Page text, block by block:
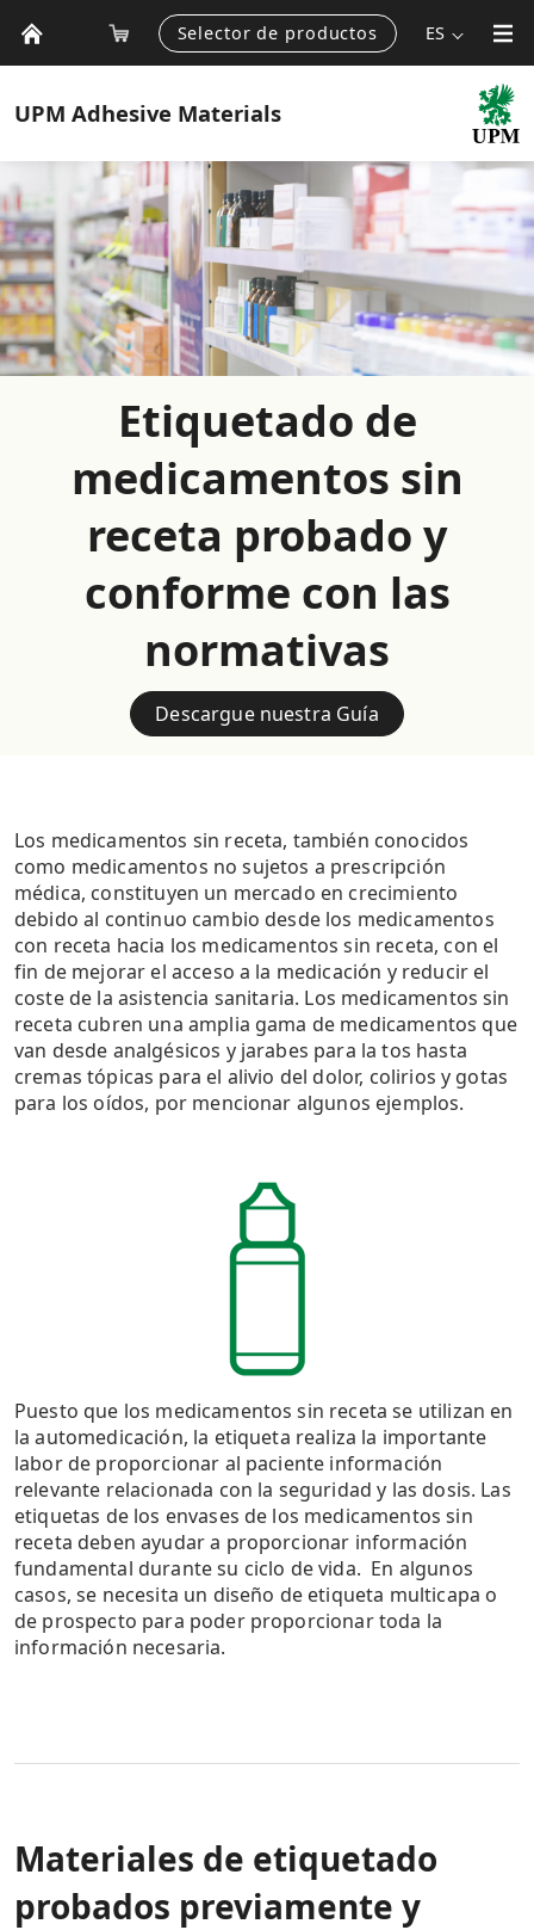
Selector de productos ES
UPM Adhesive Materials
Etiquetado de
medicamentos sin
receta probado y
conforme con las
normativas
Descargue nuestra Guía
Los medicamentos sin receta, también conocidos
como medicamentos no sujetos a prescripción
médica, constituyen un mercado en crecimiento
debido al continuo cambio desde los medicamentos
con receta hacia los medicamentos sin receta, con el
fin de mejorar el acceso a la medicación y reducir el
coste de la asistencia sanitaria. Los medicamentos sin
receta cubren una amplia gama de medicamentos que
van desde analgésicos y jarabes para la tos hasta
cremas tópicas para el alivio del dolor, colirios y gotas
para los oídos, por mencionar algunos ejemplos.
Puesto que los medicamentos sin receta se utilizan en
la automedicación, la etiqueta realiza la importante
labor de proporcionar al paciente información
relevante relacionada con la seguridad y las dosis. Las
etiquetas de los envases de los medicamentos sin
receta deben ayudar a proporcionar información
fundamental durante su ciclo de vida. En algunos
casos, se necesita un diseño de etiqueta multicapa o
de prospecto para poder proporcionar toda la
información necesaria.
Materiales de etiquetado
probados previamente y